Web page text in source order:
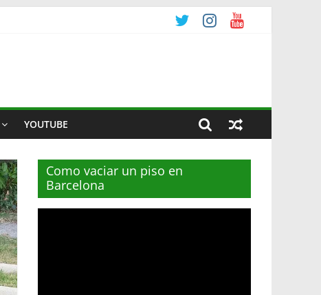
YOUTUBE
Como vaciar un piso en
Barcelona